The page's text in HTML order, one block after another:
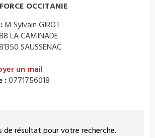
de résultat pour votre recherche.
OCCITANIE
M Sylvain GIROT
LA CAMINADE
SAUSSENAC
un mail
:0771756018